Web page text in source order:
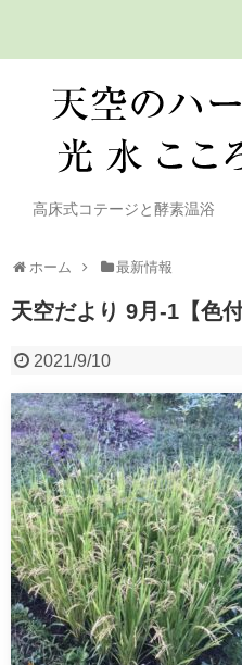
高床式コテージと酵素温浴
ホーム 最新情報
天空だより 9月-1【色
2021/9/10